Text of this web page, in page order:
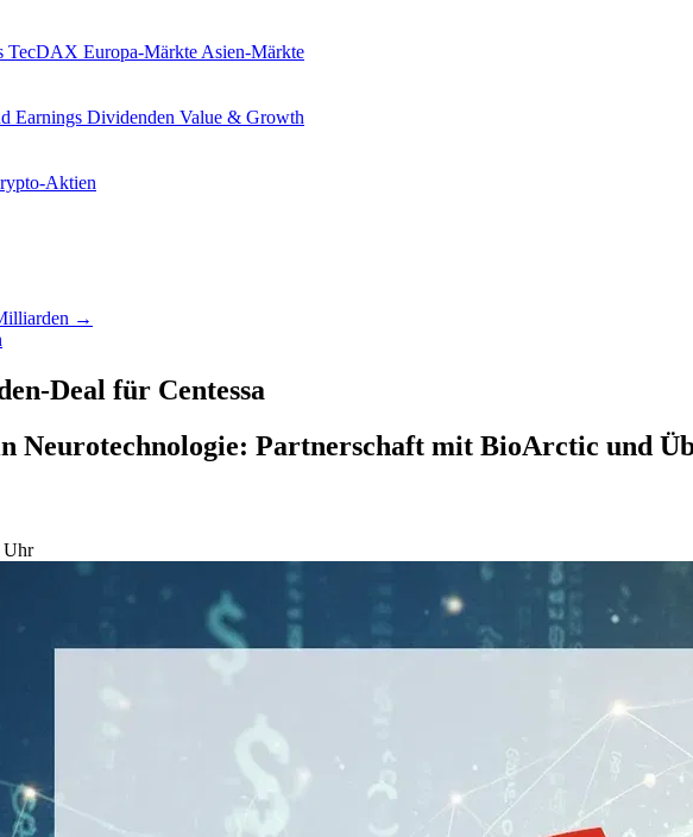
TecDAX Europa-Märkte Asien-Märkte
Earnings Dividenden Value & Growth
Aktien
→
Deal für Centessa
Neurotechnologie: Partnerschaft mit BioArctic und
Uhr